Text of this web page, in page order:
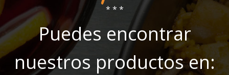
* * *
Puedes encontrar
nuestros productos en: